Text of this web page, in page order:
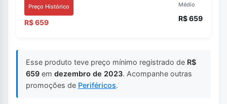
Preço Histórico
R$ 659
Médio
R$ 659
Esse produto teve preço mínimo registrado de R$
659 em dezembro de 2023. Acompanhe outras
promoções de Periféricos.